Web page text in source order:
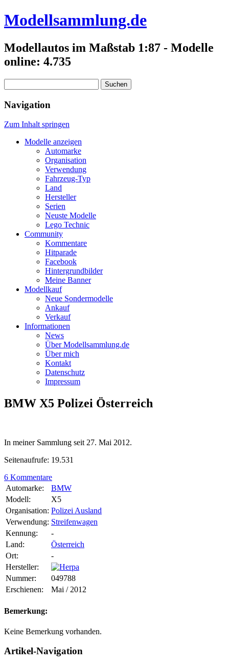
Modellsammlung.de
Modellautos im Maßstab 1:87 - Modelle
online: 4.735
nach:
Navigation
Zum Inhalt springen
Modelle anzeigen
Automarke
Organisation
Verwendung
Fahrzeug-Typ
Land
Hersteller
Serien
Neuste Modelle
Lego Technic
Community
Kommentare
Hitparade
Facebook
Hintergrundbilder
Meine Banner
Modellkauf
Neue Sondermodelle
Ankauf
Verkauf
Informationen
News
Über Modellsammlung.de
Über mich
Kontakt
Datenschutz
Impressum
BMW X5 Polizei Österreich
In meiner Sammlung seit 27. Mai 2012.
Seitenaufrufe: 19.531
6 Kommentare
Automarke:
BMW
Modell:
X5
Organisation: Polizei Ausland
Verwendung: Streifenwagen
Kennung:
-
Land:
Österreich
Ort:
-
Hersteller:
Nummer:
049788
Erschienen:
Mai / 2012
Bemerkung:
Keine Bemerkung vorhanden.
Artikel-Navigation